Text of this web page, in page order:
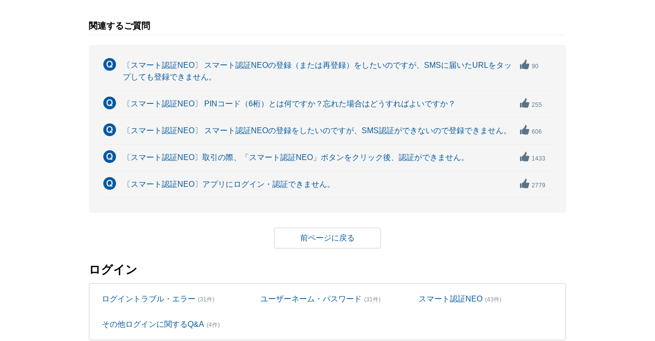
関連するご質問
〔スマート認証NEO〕 スマート認証NEOの登録（または再登録）をしたいのですが、SMSに届いたURLをタッ
プしても登録できません。
90
〔スマート認証NEO〕 PINコード（6桁）とは何ですか？忘れた場合はどうすればよいですか？ 255
〔スマート認証NEO〕 スマート認証NEOの登録をしたいのですが、SMS認証ができないので登録できません。 606
〔スマート認証NEO〕取引の際、「スマート認証NEO」ボタンをクリック後、認証ができません。 1433
〔スマート認証NEO〕アプリにログイン・認証できません。 2779
戻る
ログイン
ログイントラブル・エラー (31件) ユーザーネーム・パスワード (31件) スマート認証NEO (43件)
その他ログインに関するQ&A (4件)